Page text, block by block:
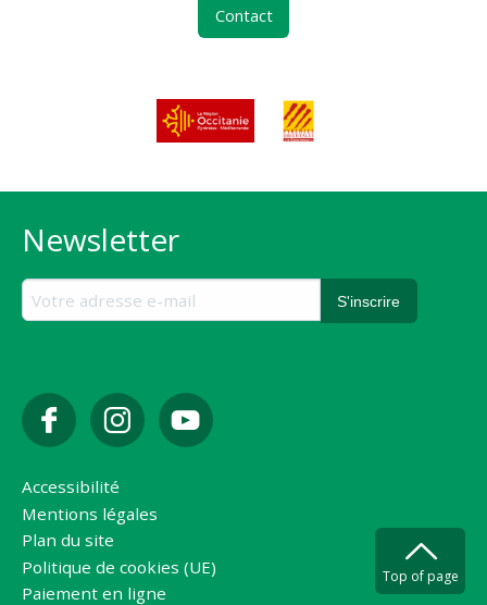
Contact
Newsletter
Accessibilité
Mentions légales
Plan du site
Politique de cookies (UE)
Paiement en ligne
Top of page